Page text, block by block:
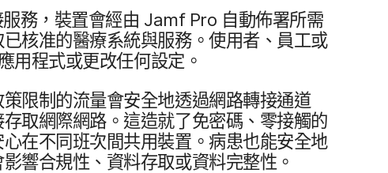
務，​裝置​會​經​由 Jamf Pro 自動佈署​所​需​
核准​的​醫療​系統​與​服務。​使用者、​員工​或​
用​程式​或​更​改​任何​設定。
限制​的​流量​會​安全​地​透過​網路​轉接通道​
取​網際​網路。​這​造​就​了​免密碼、​零接觸​的​
在​不同​班​次間​共用​裝置。​病患​也​能​安全​地​
響​合規性、​資料​存取​或​資料​完整性。